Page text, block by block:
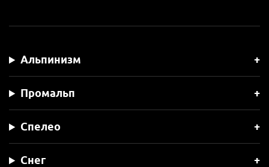
Альпинизм
Промальп
Спелео
Снег